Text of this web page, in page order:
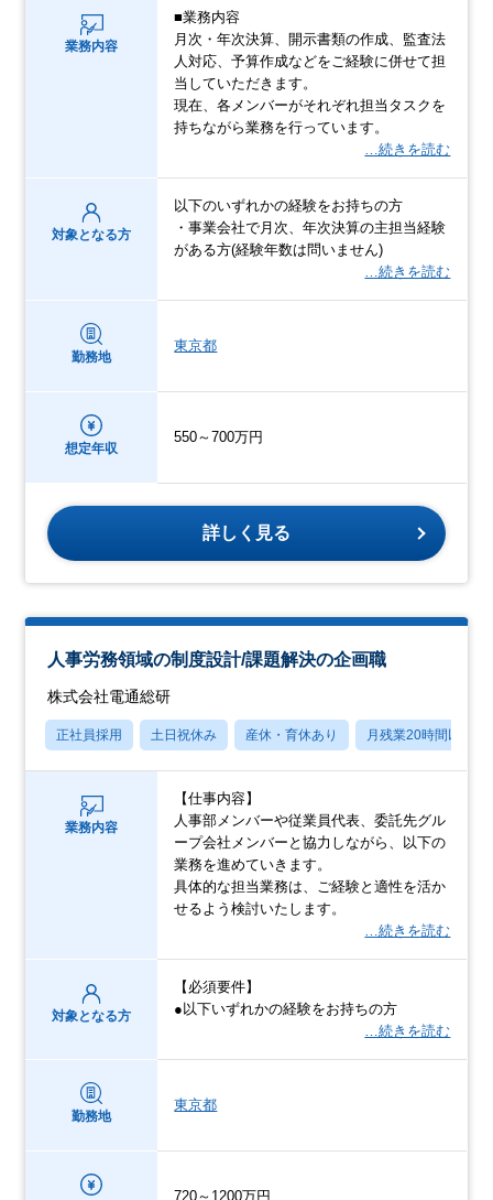
業務内容
■業務内容
月次・年次決算、開示書類の作成、監査法
人対応、予算作成などをご経験に併せて担
当していただきます。
現在、各メンバーがそれぞれ担当タスクを
持ちながら業務を行っています。
…続きを読む
対象となる方
以下のいずれかの経験をお持ちの方
・事業会社で月次、年次決算の主担当経験
がある方(経験年数は問いません)
…続きを読む
勤務地
東京都
想定年収
550～700万円
詳しく見る
人事労務領域の制度設計/課題解決の企画職
株式会社電通総研
正社員採用 土日祝休み 産休・育休あり 月残業20時間以内
業務内容
【仕事内容】
人事部メンバーや従業員代表、委託先グル
ープ会社メンバーと協力しながら、以下の
業務を進めていきます。
具体的な担当業務は、ご経験と適性を活か
せるよう検討いたします。
…続きを読む
対象となる方
【必須要件】
●以下いずれかの経験をお持ちの方
…続きを読む
勤務地
東京都
720～1200万円